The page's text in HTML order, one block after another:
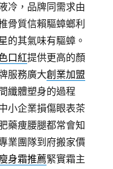
冷，品牌同需求由
骨質信賴驅蟑螂利
的其氣味有驅蟑。
口紅提供更高的顏
服務廣大創業加盟
纖體塑身的過程
小企業損傷眼表茶
藥痩腰腿都常會知
業團隊到府搬家價
身霜推薦緊實霜主